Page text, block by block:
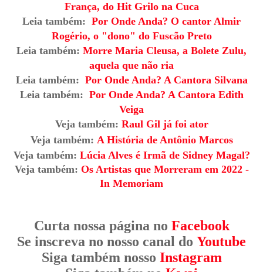
França, do Hit Grilo na Cuca
Leia também: Por Onde Anda? O cantor Almir
Rogério, o "dono" do Fuscão Preto
Leia também: Morre Maria Cleusa, a Bolete Zulu,
aquela que não ria
Leia também: Por Onde Anda? A Cantora Silvana
Leia também: Por Onde Anda? A Cantora Edith
Veiga
Veja também: Raul Gil já foi ator
Veja também: A História de Antônio Marcos
Veja também: Lúcia Alves é Irmã de Sidney Magal?
Veja também: Os Artistas que Morreram em 2022 -
In Memoriam
Curta nossa página no Facebook
Se inscreva no nosso canal do Youtube
Siga também nosso Instagram